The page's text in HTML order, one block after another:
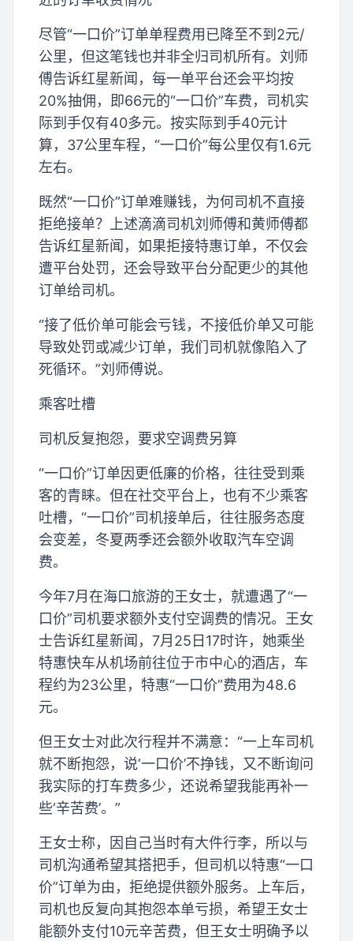
尽管“一口价”订单单程费用已降至不到2元/
公里，但这笔钱也并非全归司机所有。刘师
傅告诉红星新闻，每一单平台还会平均按
20%抽佣，即66元的“一口价”车费，司机实
际到手仅有40多元。按实际到手40元计
算，37公里车程，“一口价”每公里仅有1.6元
左右。
既然“一口价”订单难赚钱，为何司机不直接
拒绝接单？上述滴滴司机刘师傅和黄师傅都
告诉红星新闻，如果拒接特惠订单，不仅会
遭平台处罚，还会导致平台分配更少的其他
订单给司机。
“接了低价单可能会亏钱，不接低价单又可能
导致处罚或减少订单，我们司机就像陷入了
死循环。”刘师傅说。
乘客吐槽
司机反复抱怨，要求空调费另算
“一口价”订单因更低廉的价格，往往受到乘
客的青睐。但在社交平台上，也有不少乘客
吐槽，“一口价”司机接单后，往往服务态度
会变差，冬夏两季还会额外收取汽车空调
费。
今年7月在海口旅游的王女士，就遭遇了“一
口价”司机要求额外支付空调费的情况。王女
士告诉红星新闻，7月25日17时许，她乘坐
特惠快车从机场前往位于市中心的酒店，车
程约为23公里，特惠“一口价”费用为48.6
元。
但王女士对此次行程并不满意：“一上车司机
就不断抱怨，说‘一口价’不挣钱，又不断询问
我实际的打车费多少，还说希望我能再补一
些‘辛苦费’。”
王女士称，因自己当时有大件行李，所以与
司机沟通希望其搭把手，但司机以特惠“一口
价”订单为由，拒绝提供额外服务。上车后，
司机也反复向其抱怨本单亏损，希望王女士
能额外支付10元辛苦费，但王女士明确予以